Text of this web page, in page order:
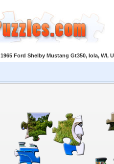
1965 Ford Shelby Mustang Gt350, Iola, WI,